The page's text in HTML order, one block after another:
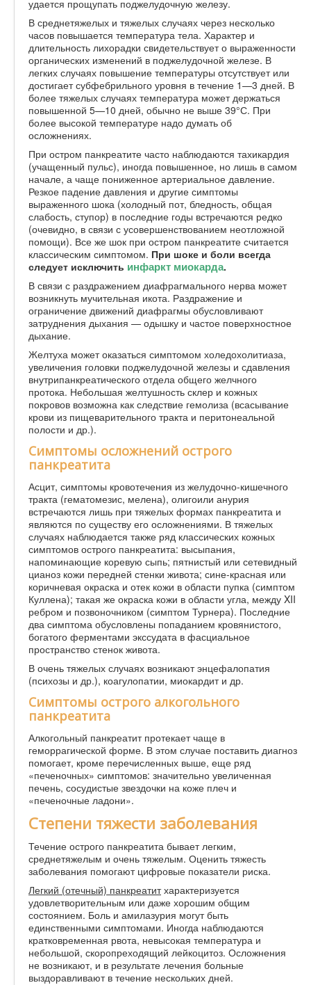
удается прощупать поджелудочную железу.
В среднетяжелых и тяжелых случаях через несколько
часов повышается температура тела. Характер и
длительность лихорадки свидетельствует о выраженности
органических изменений в поджелудочной железе. В
легких случаях повышение температуры отсутствует или
достигает субфебрильного уровня в течение 1—3 дней. В
более тяжелых случаях температура может держаться
повышенной 5—10 дней, обычно не выше 39°С. При
более высокой температуре надо думать об
осложнениях.
При остром панкреатите часто наблюдаются тахикардия
(учащенный пульс), иногда повышенное, но лишь в самом
начале, а чаще пониженное артериальное давление.
Резкое падение давления и другие симптомы
выраженного шока (холодный пот, бледность, общая
слабость, ступор) в последние годы встречаются редко
(очевидно, в связи с усовершенствованием неотложной
помощи). Все же шок при остром панкреатите считается
классическим симптомом. При шоке и боли всегда
следует исключить инфаркт миокарда.
В связи с раздражением диафрагмального нерва может
возникнуть мучительная икота. Раздражение и
ограничение движений диафрагмы обусловливают
затруднения дыхания — одышку и частое поверхностное
дыхание.
Желтуха может оказаться симптомом холедохолитиаза,
увеличения головки поджелудочной железы и сдавления
внутрипанкреатического отдела общего желчного
протока. Небольшая желтушность склер и кожных
покровов возможна как следствие гемолиза (всасывание
крови из пищеварительного тракта и перитонеальной
полости и др.).
Симптомы осложнений острого
панкреатита
Асцит, симптомы кровотечения из желудочно-кишечного
тракта (гематомезис, мелена), олигоили анурия
встречаются лишь при тяжелых формах панкреатита и
являются по существу его осложнениями. В тяжелых
случаях наблюдается также ряд классических кожных
симптомов острого панкреатита: высыпания,
напоминающие коревую сыпь; пятнистый или сетевидный
цианоз кожи передней стенки живота; сине-красная или
коричневая окраска и отек кожи в области пупка (симптом
Куллена); такая же окраска кожи в области угла, между XII
ребром и позвоночником (симптом Турнера). Последние
два симптома обусловлены попаданием кровянистого,
богатого ферментами экссудата в фасциальное
пространство стенок живота.
В очень тяжелых случаях возникают энцефалопатия
(психозы и др.), коагулопатии, миокардит и др.
Симптомы острого алкогольного
панкреатита
Алкогольный панкреатит протекает чаще в
геморрагической форме. В этом случае поставить диагноз
помогает, кроме перечисленных выше, еще ряд
«печеночных» симптомов: значительно увеличенная
печень, сосудистые звездочки на коже плеч и
«печеночные ладони».
Степени тяжести заболевания
Течение острого панкреатита бывает легким,
среднетяжелым и очень тяжелым. Оценить тяжесть
заболевания помогают цифровые показатели риска.
Легкий (отечный) панкреатитхарактеризуется
удовлетворительным или даже хорошим общим
состоянием. Боль и амилазурия могут быть
единственными симптомами. Иногда наблюдаются
кратковременная рвота, невысокая температура и
небольшой, скоропреходящий лейкоцитоз. Осложнения
не возникают, и в результате лечения больные
выздоравливают в течение нескольких дней.